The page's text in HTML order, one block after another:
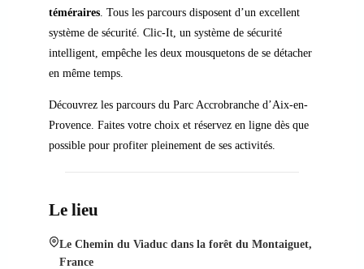
téméraires. Tous les parcours disposent d’un excellent
système de sécurité. Clic-It, un système de sécurité
intelligent, empêche les deux mousquetons de se détacher
en même temps.
Découvrez les parcours du Parc Accrobranche d’Aix-en-
Provence. Faites votre choix et réservez en ligne dès que
possible pour profiter pleinement de ses activités.
Le lieu
Le Chemin du Viaduc dans la forêt du Montaiguet,
France